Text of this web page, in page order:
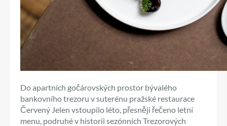
Do apartních gočárovských prostor bývalého
bankovního trezoru v suterénu pražské restaurace
Červený Jelen vstoupilo léto, přesněji řečeno letní
menu, podruhé v historii sezónních Trezorových